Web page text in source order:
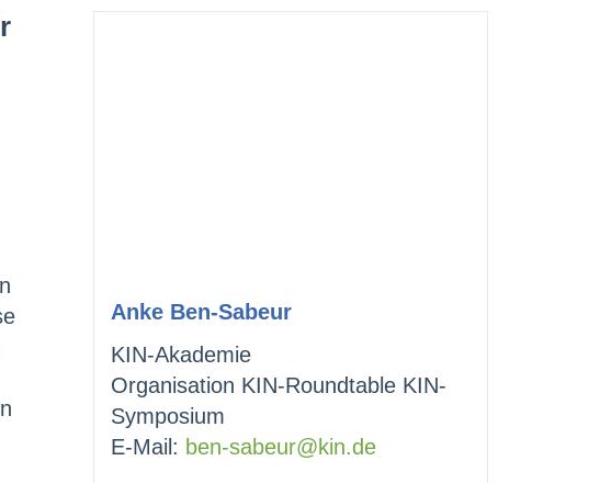
Anke Ben-Sabeur
KIN-Akademie
Organisation KIN-Roundtable KIN-
Symposium
E-Mail: ben-sabeur@kin.de